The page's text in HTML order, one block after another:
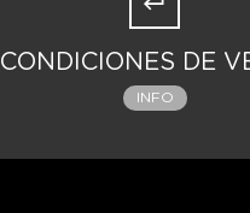
CONDICIONES DE
INFO